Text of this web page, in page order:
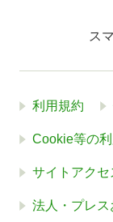
ス
利用規約
Cookie等の
サイトアク
法人・プレ